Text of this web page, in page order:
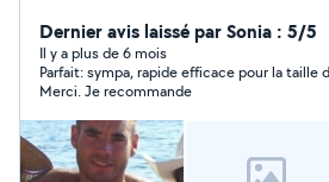
maos que je suis disponible , z hero
katr, zherau troie, trant n oeuf, katr
Dernier avis laissé par Sonia : 5/5
Il y a plus de 6 mois
Parfait: sympa, rapide efficace pour la taille
Merci. Je recommande